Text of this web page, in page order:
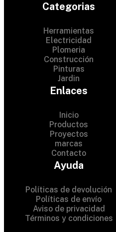
Categorias
Herramientas
Electricidad
Plomeria
Construcción
Pinturas
Jardin
Enlaces
Inicio
Productos
Proyectos
marcas
Contacto
Ayuda
Políticas de devolución
Políticas de envío
Aviso de privacidad
Términos y condiciones